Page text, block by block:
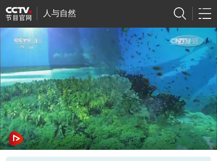
人与自然